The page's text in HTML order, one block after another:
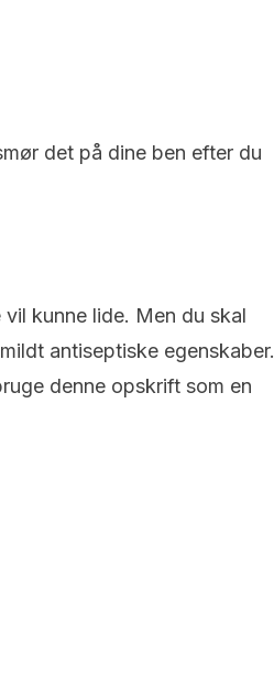
det på dine ben efter du
kunne lide. Men du skal
antiseptiske egenskaber.
denne opskrift som en